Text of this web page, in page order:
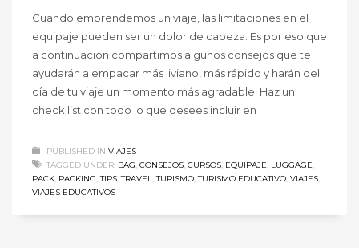
Cuando emprendemos un viaje, las limitaciones en el
equipaje pueden ser un dolor de cabeza. Es por eso que
a continuación compartimos algunos consejos que te
ayudarán a empacar más liviano, más rápido y harán del
día de tu viaje un momento más agradable. Haz un
check list con todo lo que desees incluir en
PUBLISHED IN VIAJES
TAGGED UNDER: BAG, CONSEJOS, CURSOS, EQUIPAJE, LUGGAGE,
PACK, PACKING,TIPS,TRAVEL,TURISMO,TURISMO EDUCATIVO, VIAJES,
VIAJES EDUCATIVOS